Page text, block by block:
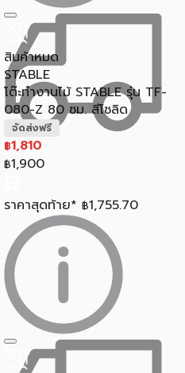
สินค้าหมด
STABLE
โต๊ะทำงานไม้ STABLE รุ่น TF-
080-Z 80 ซม. สีโซลิด
จัดส่งฟรี
฿1,810
฿1,900
ราคาสุดท้าย* ฿1,755.70